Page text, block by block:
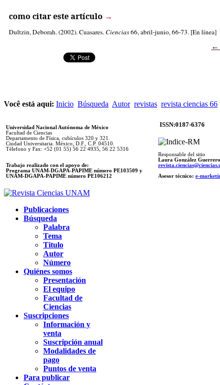
como citar este artículo →
Dultzin, Deborah. (2002). Cuasares. Ciencias66, abril-junio, 66-73. [En línea]
Você está aqui: Inicio Búsqueda Autor revistas revista ciencias 66
Universidad Nacional Autónoma de México
Facultad de Ciencias
Departamento de Física, cubículos 320 y 321.
Ciudad Universitaria. México, D.F., C.P. 04510.
Télefono y Fax: +52 (01 55) 56 22 4935, 56 22 5316
Trabajo realizado con el apoyo de:
Programa UNAM-DGAPA-PAPIME número PE103509 y
UNAM-DGAPA-PAPIME número PE106212
ISSN:0187-6376
Responsable del sitio
Laura González Guerrero
Asesor técnico: e-
Publicaciones
Búsqueda
Palabra
Tema
Titulo
Autor
Número
Quiénes somos
Presentación
El equipo
Facultad de
Ciencias
Suscripciones
Información y
venta
Suscripción anual
Modalidades de
pago
Puntos de venta
Para publicar